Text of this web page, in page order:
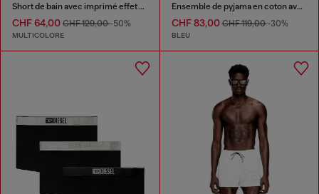
Short de bain avec imprimé effet usé et maxi logo
CHF 64,00 CHF 129,00-50%
MULTICOLORE
Ensemble de pyjama en coton avec short à carreaux
CHF 83,00CHF 119,00-30%
BLEU